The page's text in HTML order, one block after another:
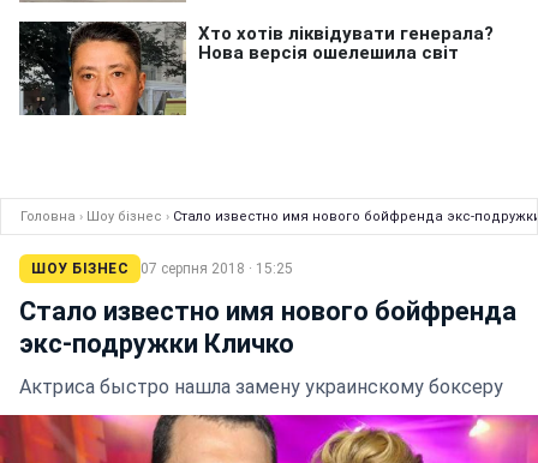
Головна › Шоу бізнес › Стало известно имя нового бойфренда экс-
ШОУ БІЗНЕС 07 серпня 2018 · 15:25
Стало известно имя нового бойфренда
экс-подружки Кличко
Актриса быстро нашла замену украинскому боксеру